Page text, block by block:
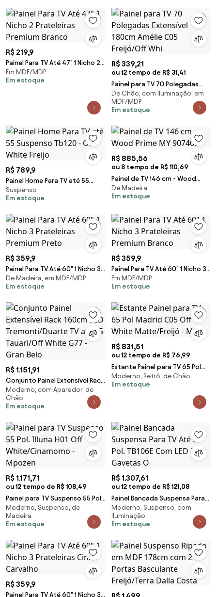
R$ 219,9
Painel Para TV Até 47" 1 Nicho 2
Prateleiras Premium Branco
Em MDF/MDP
Em estoque
R$ 339,21
ou 12 tempo de R$ 31,41
Painel para TV 70 Polegadas
Extensível 180cm Amélie C05
Freijó/Off Whi
De Chão, com Iluminação, em
MDF/MDP
Em estoque
R$ 789,9
Painel Home Para TV até 55
Suspenso Tb120 - Off White
Freijo
Suspenso
Em estoque
R$ 885,56
ou 8 tempo de R$ 110,69
Painel de TV 146 cm - Wood
Prime MY 907403
De Madeira
Em estoque
R$ 359,9
Painel Para TV Até 60" 1 Nicho 3
Prateleiras Premium Preto
De Madeira, em MDF/MDP
Em estoque
R$ 359,9
Painel Para TV Até 60" 1 Nicho 3
Prateleiras Premium Branco
Em MDF/MDP
Em estoque
R$ 1.151,91
Conjunto Painel Extensível Rack
160cm LED Tremonti/Duarte TV
até 55 Tauari/Off White G77 -
Gran Belo
Moderno, com Aparador, de
Chão
Em estoque
R$ 831,51
ou 12 tempo de R$ 76,99
Estante Painel para TV 65 Pol
Madrid C05 Off White
Matte/Freijó - Mpoz
Moderno, Retrô, de Chão
Em estoque
R$ 1.171,71
ou 12 tempo de R$ 108,49
Painel para TV Suspenso 55 Pol.
Illuna H01 Off White/Cinamomo
- Mpozen
Moderno, Suspenso, de
Madeira
Em estoque
R$ 1.307,61
ou 12 tempo de R$ 121,08
Painel Bancada Suspensa Para
TV Até 55 Pol. TB106E Com LED 2
Gavetas O
Moderno, Suspenso, com
Iluminação
Em estoque
R$ 359,9
Painel Para TV Até 60" 1 Nicho 3